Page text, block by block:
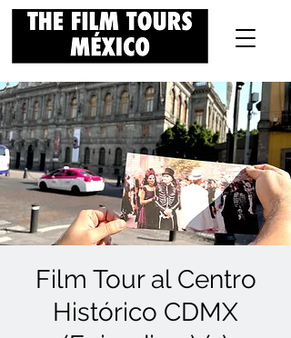
Film Tour al Centro
Histórico CDMX